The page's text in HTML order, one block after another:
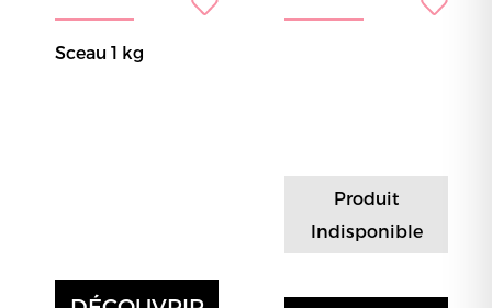
Sceau 1 kg
Produit
Indisponible